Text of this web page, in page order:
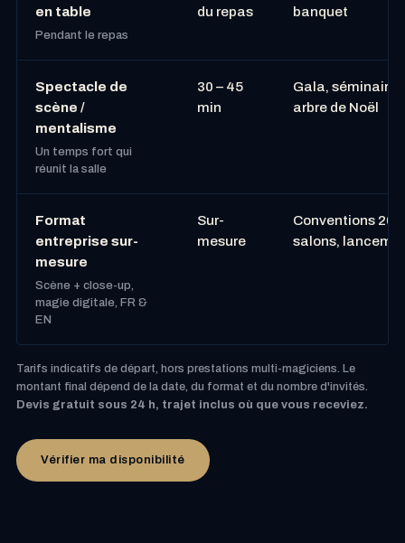
en table
Pendant le repas
du repas
banquet
Spectacle de
scène /
mentalisme
Un temps fort qui
réunit la salle
30 – 45
min
Gala, séminaire
arbre de Noël
Format
entreprise sur-
mesure
Scène + close-up,
magie digitale, FR &
EN
Sur-
mesure
Conventions
salons,
Tarifs indicatifs de départ, hors prestations multi-magiciens. Le
montant final dépend de la date, du format et du nombre d'invités.
Devis gratuit sous 24 h, trajet inclus où que vous receviez.
Vérifier ma disponibilité